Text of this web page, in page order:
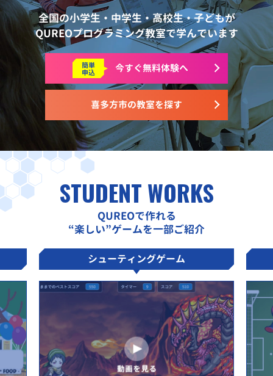
全国の小学生・中学生・高校生・子どもが
QUREOプログラミング教室で学んでいます
喜多方市の教室を探す
簡単
申込 今すぐ無料体験へ
STUDENT WORKS
QUREOで作れる
“楽しい”ゲームを一部ご紹介
シューティングゲーム